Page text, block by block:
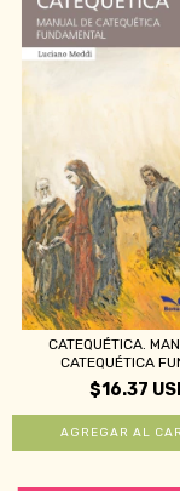
CATEQUÉTICA.
CATEQUÉTICA
$16.37